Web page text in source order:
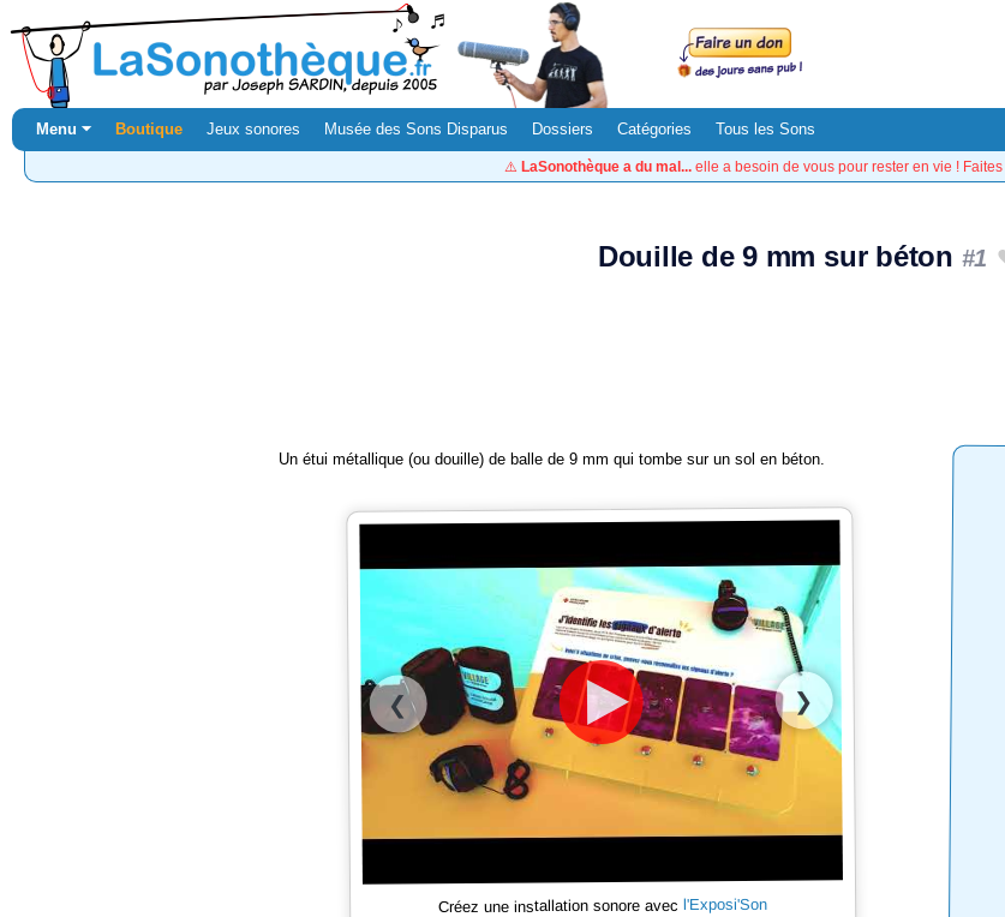
Menu ⏷ Boutique Jeux sonores Musée des Sons Disparus Dossiers Catégories Tous les Sons
⚠️ LaSonothèque a du mal... elle a besoin de vous pour rester en vie ! Faites
Douille de 9 mm sur béton #1
Un étui métallique (ou douille) de balle de 9 mm qui tombe sur un sol en béton.
❮ ❯
Créez une installation sonore avecl'Exposi'Son